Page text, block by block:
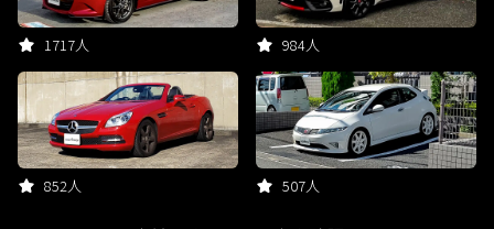
1717人 984人
852人 507人